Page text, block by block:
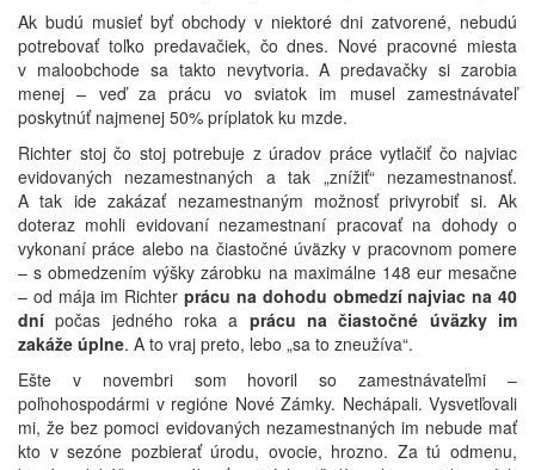
Ak budú musieť byť obchody v niektoré dni zatvorené, nebudú
potrebovať toľko predavačiek, čo dnes. Nové pracovné miesta
v maloobchode sa takto nevytvoria. A predavačky si zarobia
menej – veď za prácu vo sviatok im musel zamestnávateľ
poskytnúť najmenej 50% príplatok ku mzde.
Richter stoj čo stoj potrebuje z úradov práce vytlačiť čo najviac
evidovaných nezamestnaných a tak „znížiť“ nezamestnanosť.
A tak ide zakázať nezamestnaným možnosť privyrobiť si. Ak
doteraz mohli evidovaní nezamestnaní pracovať na dohody o
vykonaní práce alebo na čiastočné úväzky v pracovnom pomere
– s obmedzením výšky zárobku na maximálne 148 eur mesačne
– od mája im Richterprácu na dohodu obmedzí najviac na 40
dní počas jedného roka a prácu na čiastočné úväzky im
zakáže úplne. A to vraj preto, lebo „sa to zneužíva“.
Ešte v novembri som hovoril so zamestnávateľmi –
poľnohospodármi v regióne Nové Zámky. Nechápali. Vysvetľovali
mi, že bez pomoci evidovaných nezamestnaných im nebude mať
kto v sezóne pozbierať úrodu, ovocie, hrozno. Za tú odmenu,